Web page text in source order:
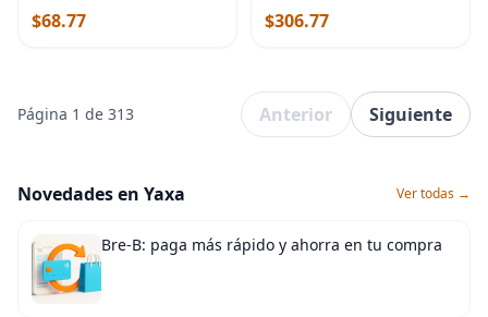
$68.77 $306.77
Página 1 de 313 Anterior Siguiente
Novedades en Yaxa Ver todas →
Bre-B: paga más rápido y ahorra en tu compra